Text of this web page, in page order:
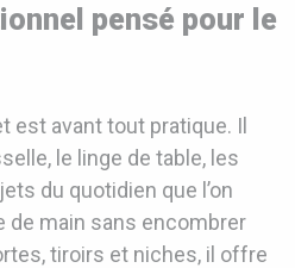
pensé pour le
est avant tout pratique. Il
le linge de table, les
du quotidien que l’on
de main sans encombrer
tiroirs et niches, il offre